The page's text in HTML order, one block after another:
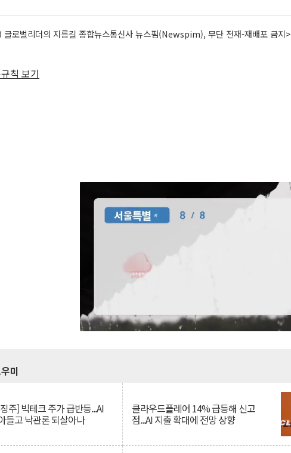
글로벌리더의 지름길 종합뉴스통신사 뉴스핌(Newspim), 무단 전재-재배포 금지>
칙 보기
미
주] 빅테크 주가 급반등...AI
들고 낙관론 되살아나
클라우드플레어 14% 급등해 신고
점...AI 지출 확대에 전망 상향